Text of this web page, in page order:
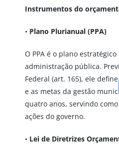
Instrumentos do
• Plano Plurianual (PPA)
O PPA é o plano
administração pública.
Federal (art. 165), ele
e as metas da gestão
quatro anos, servindo
ações do governo.
• Lei de Diretrizes